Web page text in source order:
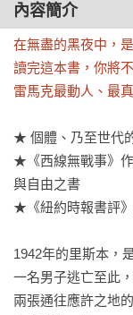
內容簡介
在無盡的黑夜中，
讀完這本書，你將
雷馬克最動人、最
★ 個體、乃至世代
★《西線無戰事》
與自由之書
★《紐約時報書評》
1942年的里斯本，
一名男子逃亡至此
兩張通往應許之地